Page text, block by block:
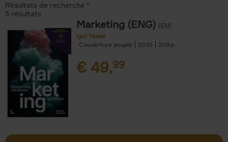
Résultats de recherche ''
5 résultats
Marketing (ENG) (EN)
Igor Nowé
Couverture souple
2025 208
€ 49,99